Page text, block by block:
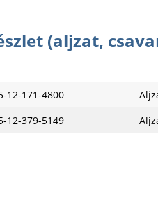
(aljzat,
12-171-4800
12-379-5149